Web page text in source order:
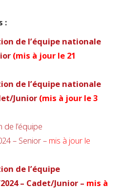
:
de l’équipe nationale
(mis à jour le 21
de l’équipe nationale
Junior (mis à jour le 3
de l’équipe
– Senior – mis à jour le
de l’équipe
– Cadet/Junior – mis à